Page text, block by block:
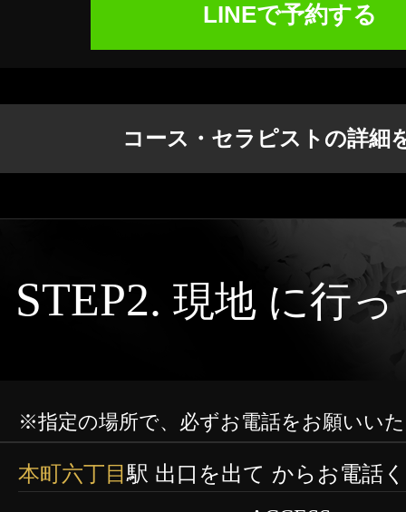
LINEで予約する
コース・セラピストの詳細
STEP2. 現地 に行
※指定の場所で、必ずお電話をお願いい
本町六丁目駅 出口を出て からお電話